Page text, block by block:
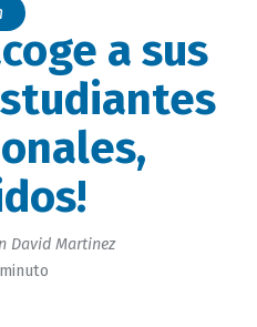
a sus
David Martinez